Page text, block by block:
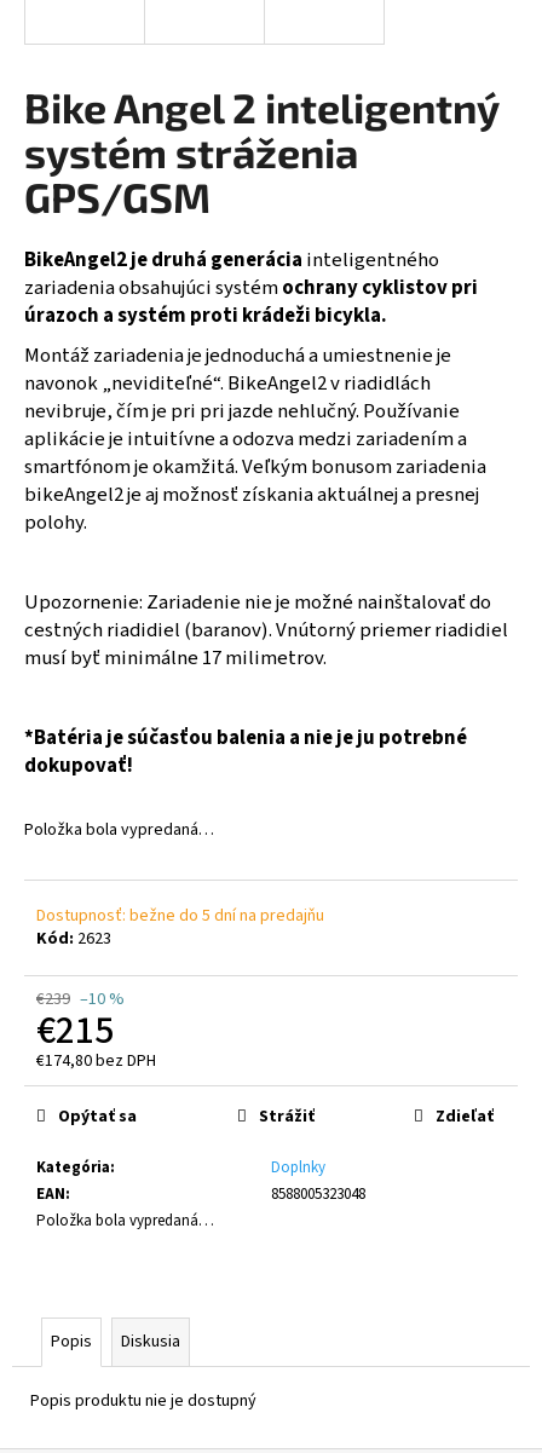
Bike Angel 2 inteligentný
systém stráženia
GPS/GSM
BikeAngel2 je druhá generácia inteligentného
zariadenia obsahujúci systémochrany cyklistov pri
úrazoch a systém proti krádeži bicykla.
Montáž zariadenia je jednoduchá a umiestnenie je
navonok „neviditeľné“. BikeAngel2 v riadidlách
nevibruje, čím je pri pri jazde nehlučný. Používanie
aplikácie je intuitívne a odozva medzi zariadením a
smartfónom je okamžitá. Veľkým bonusom zariadenia
bikeAngel2 je aj možnosť získania aktuálnej a presnej
polohy.
Upozornenie: Zariadenie nie je možné nainštalovať do
cestných riadidiel (baranov). Vnútorný priemer riadidiel
musí byť minimálne 17 milimetrov.
*Batéria je súčasťou balenia a nie je ju potrebné
dokupovať!
Položka bola vypredaná…
Dostupnosť: bežne do 5 dní na predajňu
Kód: 2623
€239 –10 %
€215
€174,80 bez DPH
Jednotková
cena:
Kategória:
Doplnky
EAN:
8588005323048
Položka bola vypredaná…
Opýtať sa Strážiť Zdieľať
Popis Diskusia
Popis produktu nie je dostupný
s
ť
?
HĽADAŤ
O
d
p
o
r
ú
m
e
MSO
3.0
NORMAL
DJI
M2,M2S